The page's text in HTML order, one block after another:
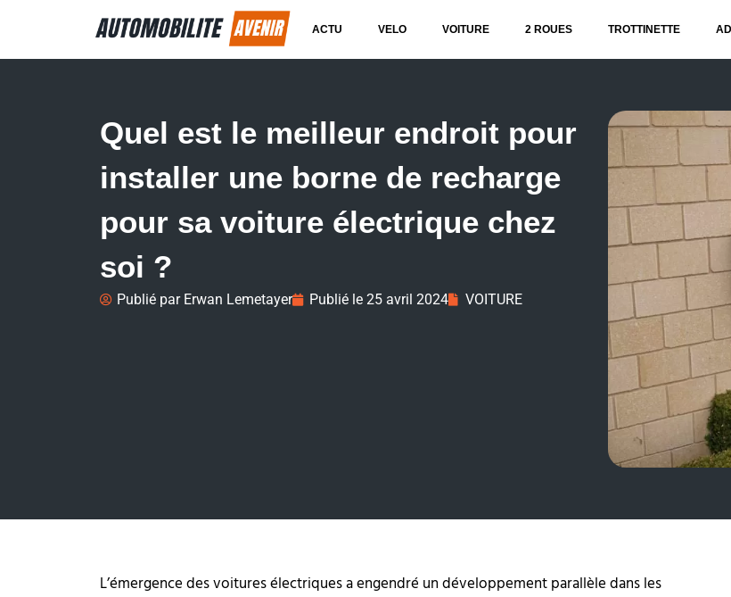
ACTU VELO VOITURE 2 ROUES TROTTINETTE
Quel est le meilleur endroit pour
installer une borne de recharge
pour sa voiture électrique chez
soi ?
Publié parErwan Lemetayer Publié le 25 avril 2024 VOITURE
L’émergence des voitures électriques a engendré un développement parallèle dans les